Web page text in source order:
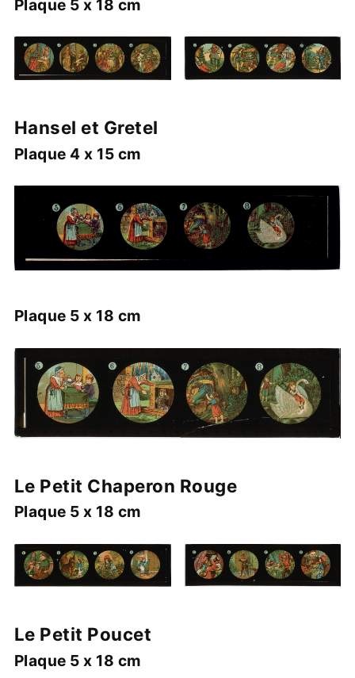
Plaque 5 x 18 cm
Hansel et Gretel
Plaque 4 x 15 cm
Plaque 5 x 18 cm
Le Petit Chaperon Rouge
Plaque 5 x 18 cm
Le Petit Poucet
Plaque 5 x 18 cm